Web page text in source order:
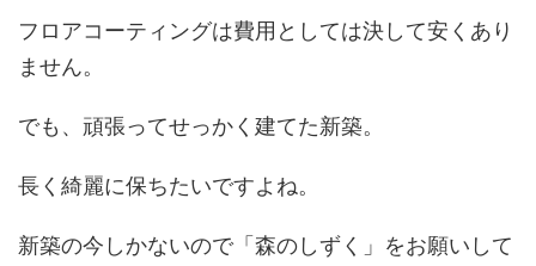
フロアコーティングは費用としては決して安くあり
ません。
でも、頑張ってせっかく建てた新築。
長く綺麗に保ちたいですよね。
新築の今しかないので「森のしずく」をお願いして